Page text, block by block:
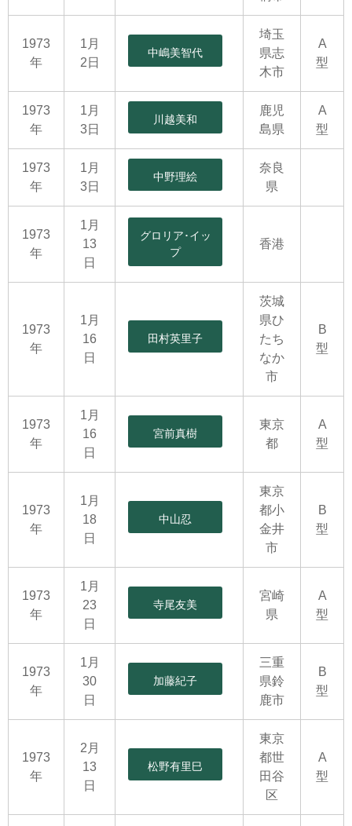
1973
年
1月
2日
中嶋美智代
埼玉
県志
木市
A
型
1973
年
1月
3日
川越美和
鹿児
島県
A
型
1973
年
1月
3日
中野理絵
奈良
県
1973
年
1月
13
日
グロリア･イッ
プ
香港
1973
年
1月
16
日
田村英里子
茨城
県ひ
たち
なか
市
B
型
1973
年
1月
16
日
宮前真樹
東京
都
A
型
1973
年
1月
18
日
中山忍
東京
都小
金井
市
B
型
1973
年
1月
23
日
寺尾友美
宮崎
県
A
型
1973
年
1月
30
日
加藤紀子
三重
県鈴
鹿市
B
型
1973
年
2月
13
日
松野有里巳
東京
都世
田谷
区
A
型